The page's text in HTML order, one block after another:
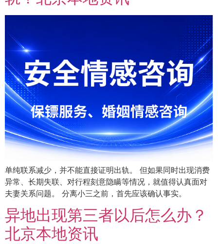
单纯联系减少，并不能直接证明出轨。 但如果同时出现消费
异常、长期失联、对行程刻意隐瞒等情况，就值得认真面对
夫妻关系问题。 分离小三之前，首先应该确认事实。
异地出现第三者以后怎么办？
北京本地资讯